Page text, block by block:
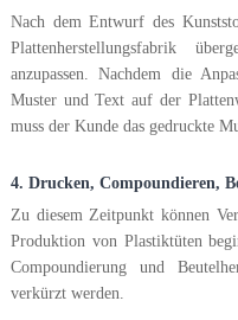
Nach dem Entwurf des
Plattenherstellungsfabrik
anzupassen. Nachdem die
Muster und Text auf der
muss der Kunde das gedruckte
4. Drucken, Compoundieren,
Zu diesem Zeitpunkt können
Produktion von Plastiktüten
Compoundierung und
verkürzt werden.